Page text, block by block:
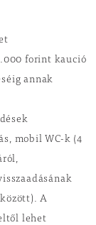
forint kaució
annak
mobil WC-k (4
A
lehet